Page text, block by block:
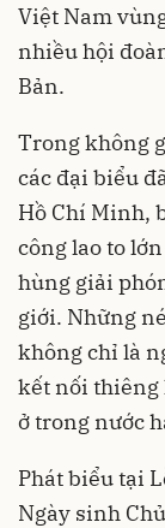
Việt Nam
nhiều hội
Bản.
Trong không
các đại biểu
Hồ Chí Minh,
công lao to
hùng giải
giới. Những
không chỉ là
kết nối thiêng
ở trong nước
Phát biểu tại
Ngày sinh